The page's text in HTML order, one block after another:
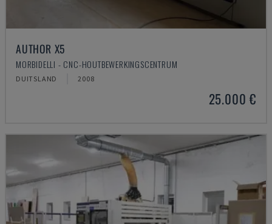
AUTHOR X5
MORBIDELLI - CNC-HOUTBEWERKINGSCENTRUM
DUITSLAND 2008
25.000 €